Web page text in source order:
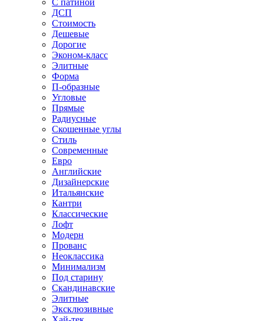
С патиной
ДСП
Стоимость
Дешевые
Дорогие
Эконом-класс
Элитные
Форма
П-образные
Угловые
Прямые
Радиусные
Скошенные углы
Стиль
Современные
Евро
Английские
Дизайнерские
Итальянские
Кантри
Классические
Лофт
Модерн
Прованс
Неоклассика
Минимализм
Под старину
Скандинавские
Элитные
Эксклюзивные